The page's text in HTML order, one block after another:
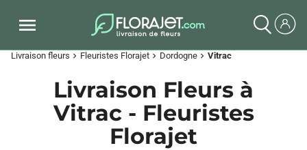
Livraison fleurs chevron_right Fleuristes Florajet chevron_right Dordogne chevron_right Vitrac
Livraison Fleurs à
Vitrac - Fleuristes
Florajet